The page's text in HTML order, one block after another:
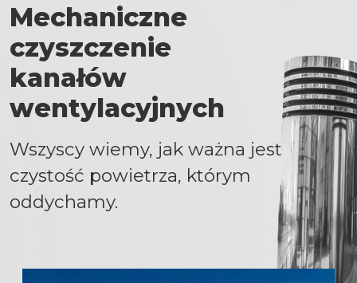
Mechaniczne
czyszczenie
kanałów
wentylacyjnych
Wszyscy wiemy, jak ważna jest
czystość powietrza, którym
oddychamy.